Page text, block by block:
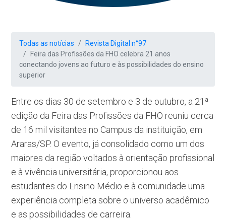
Todas as notícias
Revista Digital n°97
Feira das Profissões da FHO celebra 21 anos
conectando jovens ao futuro e às possibilidades do ensino
superior
Entre os dias 30 de setembro e 3 de outubro, a 21ª
edição da Feira das Profissões da FHO reuniu cerca
de 16 mil visitantes no Campus da instituição, em
Araras/SP. O evento, já consolidado como um dos
maiores da região voltados à orientação profissional
e à vivência universitária, proporcionou aos
estudantes do Ensino Médio e à comunidade uma
experiência completa sobre o universo acadêmico
e as possibilidades de carreira.